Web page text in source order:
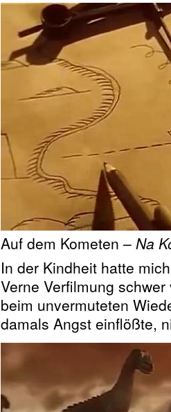
Auf dem Kometen – Na
In der Kindheit hatte
Verne Verfilmung
beim unvermuteten
damals Angst einflößte,